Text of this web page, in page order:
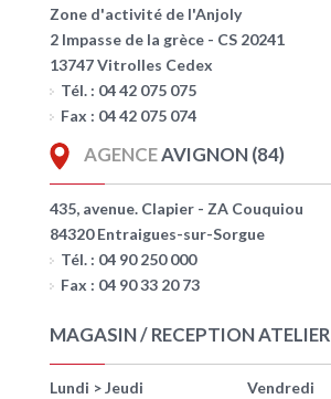
Zone d'activité de l'Anjoly
2 Impasse de la grèce - CS 20241
13747 Vitrolles Cedex
Tél. : 04 42 075 075
Fax : 04 42 075 074
AGENCEAVIGNON (84)
435, avenue. Clapier - ZA Couquiou
84320 Entraigues-sur-Sorgue
Tél. : 04 90 250 000
Fax : 04 90 33 20 73
MAGASIN / RECEPTION ATELIER
Lundi > Jeudi
Vendredi